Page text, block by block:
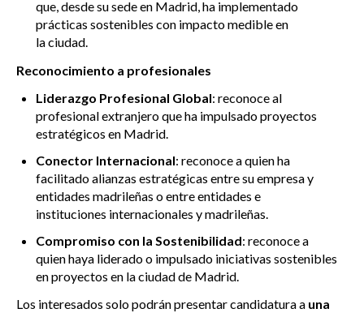
que, desde su sede en Madrid, ha implementado
prácticas sostenibles con impacto medible en
la ciudad.
Reconocimiento a profesionales
Liderazgo Profesional Global: reconoce al
profesional extranjero que ha impulsado proyectos
estratégicos en Madrid.
Conector Internacional: reconoce a quien ha
facilitado alianzas estratégicas entre su empresa y
entidades madrileñas o entre entidades e
instituciones internacionales y madrileñas.
Compromiso con la Sostenibilidad: reconoce a
quien haya liderado o impulsado iniciativas sostenibles
en proyectos en la ciudad de Madrid.
Los interesados solo podrán presentar candidatura a una